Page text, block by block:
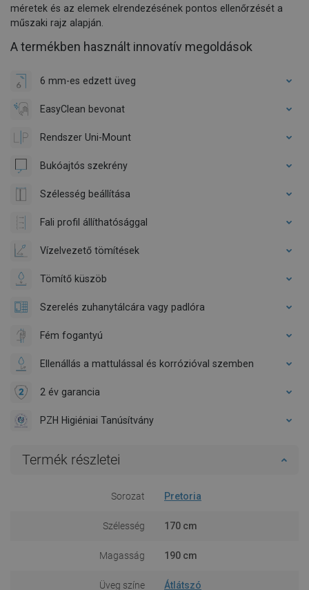
méretek és az elemek elrendezésének pontos ellenőrzését a
műszaki rajz alapján.
A termékben használt innovatív megoldások
6 mm-es edzett üveg
EasyClean bevonat
Rendszer Uni-Mount
Bukóajtós szekrény
Szélesség beállítása
Fali profil állíthatósággal
Vízelvezető tömítések
Tömítő küszöb
Szerelés zuhanytálcára vagy padlóra
Fém fogantyú
Ellenállás a mattulással és korrózióval szemben
2 év garancia
PZH Higiéniai Tanúsítvány
Termék részletei
Sorozat Pretoria
Szélesség 170 cm
Magasság 190 cm
Üveg színe Átlátszó